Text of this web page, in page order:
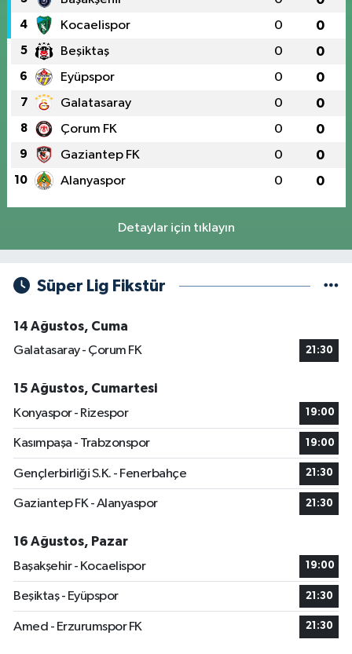
4 Kocaelispor 0 0
5 Beşiktaş 0 0
6 Eyüpspor 0 0
7 Galatasaray 0 0
8 Çorum FK 0 0
9 Gaziantep FK 0 0
10 Alanyaspor 0 0
Detaylar için tıklayın
Süper Lig Fikstür
14 Ağustos, Cuma
Galatasaray - Çorum FK
21:30
15 Ağustos, Cumartesi
Konyaspor - Rizespor
19:00
Kasımpaşa - Trabzonspor 19:00
Gençlerbirliği S.K. - Fenerbahçe 21:30
Gaziantep FK - Alanyaspor 21:30
16 Ağustos, Pazar
Başakşehir - Kocaelispor
19:00
Beşiktaş - Eyüpspor 21:30
Amed - Erzurumspor FK 21:30